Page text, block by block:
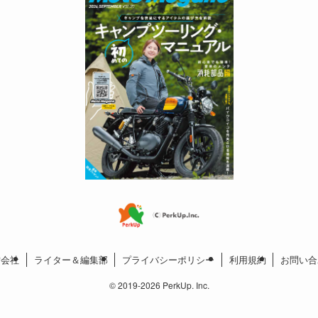
社 ライター＆編集部 プライバシーポリシー 利用規約 お問い
©2019-2026 PerkUp. Inc.